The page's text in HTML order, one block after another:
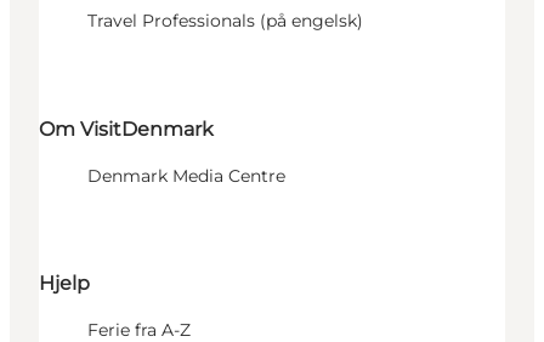
Travel Professionals (på engelsk)
Om VisitDenmark
Denmark Media Centre
Hjelp
Ferie fra A-Z